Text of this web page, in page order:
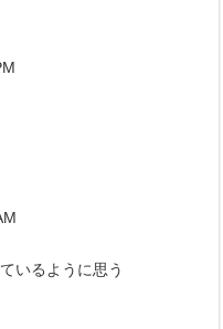
いるように思う